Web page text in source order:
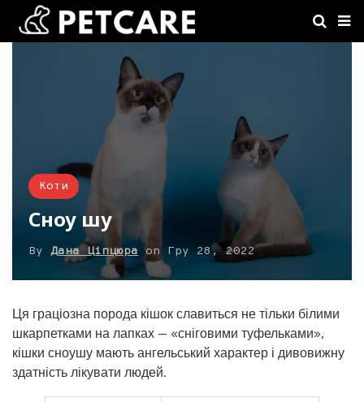
Коти
Сноу шу
By Дана Ціпцюра on Гру 28, 2022
Ця граціозна порода кішок славиться не тільки білими
шкарпетками на лапках — «сніговими туфельками»,
кішки сноушу мають ангельський характер і дивовижну
здатність лікувати людей.